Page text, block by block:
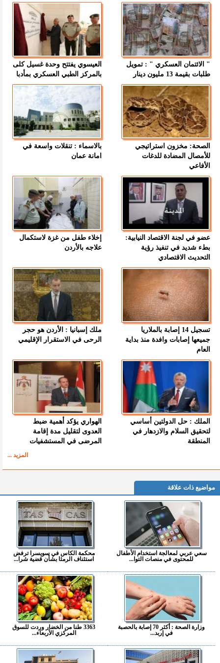
" الائتمان العسكري " : تمويل
طلبات بقيمة 13 مليون دينار
العيسوي يفتتح وحدة غسيل كلى
بالمركز الطبي العسكري بمأدبا
الصحة: مخزون استراتيجي
للأمصال المضادة للدغات
الأفاعي
بالاسماء : تنقلات واسعة في
امانة عمان
عضو في لجنة الاقتصاد النيابية:
بطء شديد في تنفيذ رؤية
التحديث الاقتصادي
إخلاء طفل من غزة لاستكمال
علاجه بالأردن
تسجيل 14 إصابة بالملاريا
جميعها إصابات وافدة منذ بداية
العام
ملك إسبانيا : الأردن هو حجر
الرحى في الاستقرار الإقليمي
الملك : حل الدولتين أساسي
لتحقيق السلام والازدهار في
المنطقة
الهواري يؤكد أهمية ضبط
العدوى لتقليل مدة إقامة
المرضى في المستشفيات
المزيد ...
مواضيع ذات علاقة
سعي عربي لمعالجة استخدام الأطفال
للمحتوى في منصات التوا...
محكمة الكاس في سويسرا ترفض
استئناف الرمثا بشأن قضية شرا...
وزارة الصحة : أكثر 70 إصابة بالحصبة
في إربد...
3363 طنا من الخضار وردت للسوق
المركزي الأربعاء...